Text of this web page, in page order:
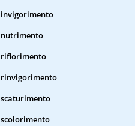
invigorimento
nutrimento
rifiorimento
rinvigorimento
scaturimento
scolorimento